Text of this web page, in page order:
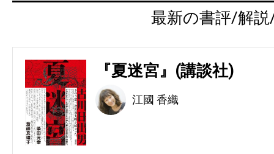
最新の書評/解
『夏迷宮』(講談社)
江國 香織